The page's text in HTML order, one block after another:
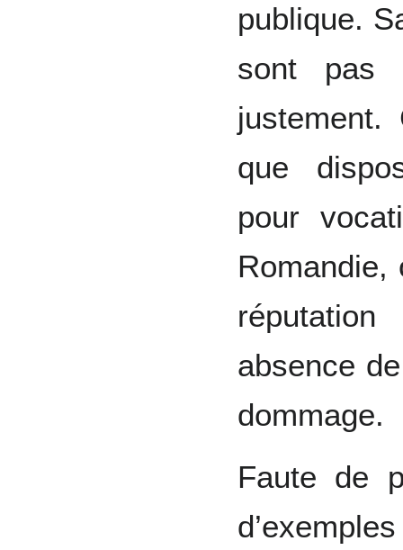
publique.
sont pas
que
pour
Romandie,
absence
dommage.
Faute de